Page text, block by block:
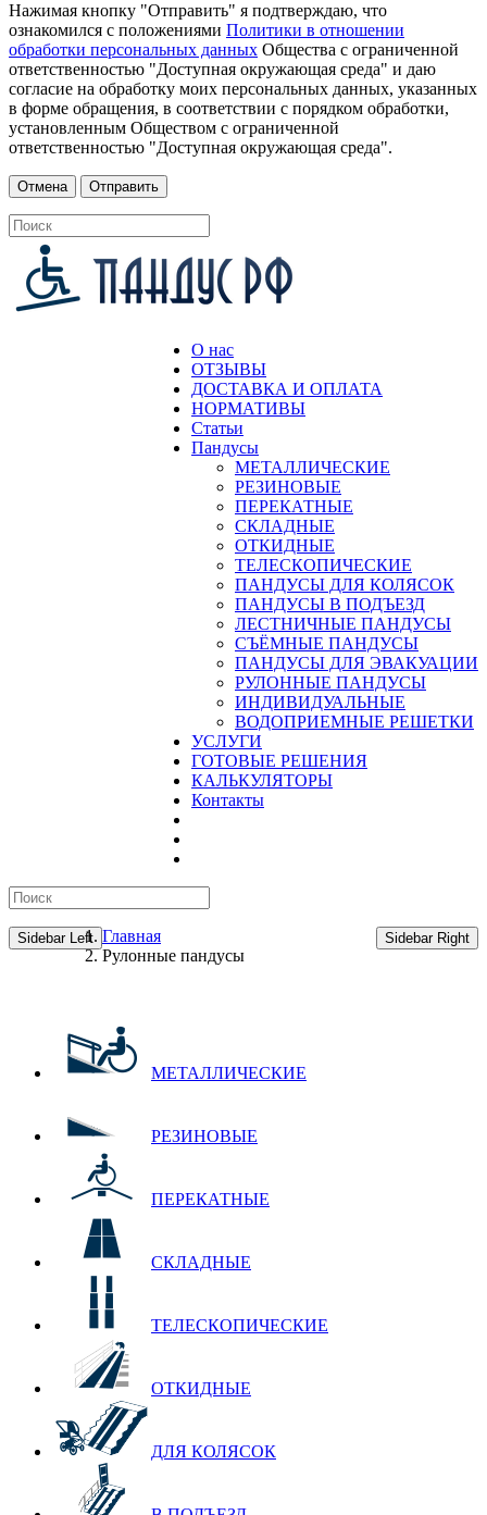
Нажимая кнопку "Отправить" я подтверждаю, что
ознакомился с положениями Политики в отношении
обработки персональных данных Общества с ограниченной
ответственностью "Доступная окружающая среда" и даю
согласие на обработку моих персональных данных, указанных
в форме обращения, в соответствии с порядком обработки,
установленным Обществом с ограниченной
ответственностью "Доступная окружающая среда".
О нас
ОТЗЫВЫ
ДОСТАВКА И ОПЛАТА
НОРМАТИВЫ
Статьи
Пандусы
МЕТАЛЛИЧЕСКИЕ
РЕЗИНОВЫЕ
ПЕРЕКАТНЫЕ
СКЛАДНЫЕ
ОТКИДНЫЕ
ТЕЛЕСКОПИЧЕСКИЕ
ПАНДУСЫ ДЛЯ КОЛЯСОК
ПАНДУСЫ В ПОДЪЕЗД
ЛЕСТНИЧНЫЕ ПАНДУСЫ
CЪЁМНЫЕ ПАНДУСЫ
ПАНДУСЫ ДЛЯ ЭВАКУАЦИИ
РУЛОННЫЕ ПАНДУСЫ
ИНДИВИДУАЛЬНЫЕ
ВОДОПРИЕМНЫЕ РЕШЕТКИ
УСЛУГИ
ГОТОВЫЕ РЕШЕНИЯ
КАЛЬКУЛЯТОРЫ
Контакты
Sidebar Left Sidebar Right
Главная
Рулонные пандусы
МЕТАЛЛИЧЕСКИЕ
РЕЗИНОВЫЕ
ПЕРЕКАТНЫЕ
СКЛАДНЫЕ
ТЕЛЕСКОПИЧЕСКИЕ
ОТКИДНЫЕ
ДЛЯ КОЛЯСОК